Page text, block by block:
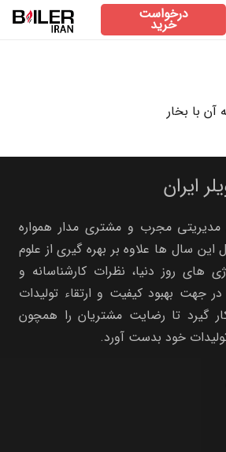
درخواست
خرید
آن با بخار
ایران
مدیریتی مجرب و مشتری مدار همواره
سال ها علاوه بر بهره گیری از علوم
های روز دنیا، نظرات کارشناسانه و
جهت بهبود کیفیت و ارتقاء تولیدات
گیرد تا رضایت مشتریان را همچون
خود بدست آورد.